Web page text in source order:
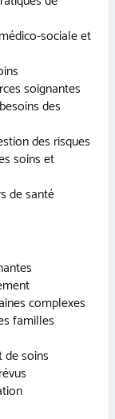
sociale et
soignantes
des
des risques
soins et
de santé
complexes
familles
de soins